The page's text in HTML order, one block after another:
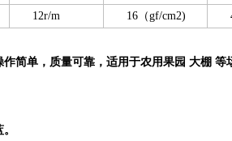
12r/m 16（gf/cm2)
作简单，质量可靠，适用于农用果园 大棚